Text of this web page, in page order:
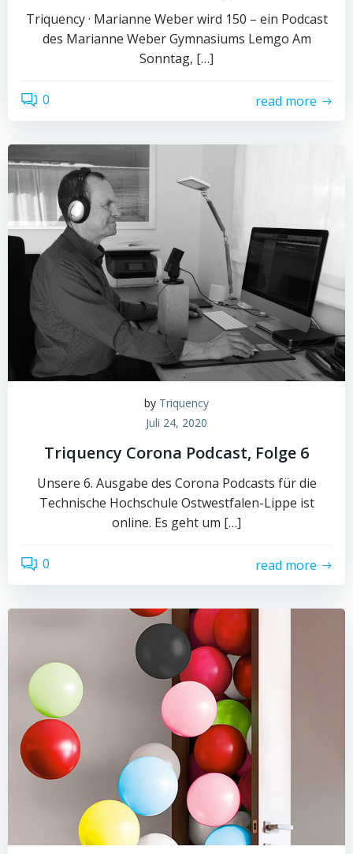
Triquency · Marianne Weber wird 150 – ein Podcast
des Marianne Weber Gymnasiums Lemgo Am
Sonntag, […]
0 read more
by Triquency
Juli 24, 2020
Triquency Corona Podcast, Folge 6
Unsere 6. Ausgabe des Corona Podcasts für die
Technische Hochschule Ostwestfalen-Lippe ist
online. Es geht um […]
0 read more